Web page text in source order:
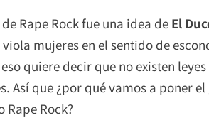
Rape Rock fue una idea de El
mujeres en el sentido de
quiere decir que no existen
Así que ¿por qué vamos a poner
Rape Rock?